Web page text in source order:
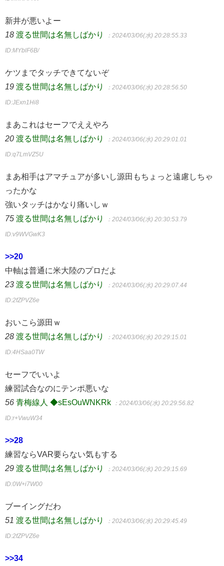
新井が悪いよー
18 渡る世間は名無しばかり ：2024/03/06(水) 20:28:55.33
ID:MYblF6B/
ケツまでタッチできてないぞ
19 渡る世間は名無しばかり ：2024/03/06(水) 20:28:56.50
ID:JExn1Hi8
まあこれはセーフでええやろ
20 渡る世間は名無しばかり ：2024/03/06(水) 20:29:01.01
ID:q7LmVZ5U
まあ相手はアマチュアが多いし源田もちょっと遠慮しちゃ
ったかな
強いタッチはかなり痛いしｗ
75 渡る世間は名無しばかり ：2024/03/06(水) 20:30:53.79
ID:v9WVGwK3
>>20
中軸は普通に米大陸のプロだよ
23 渡る世間は名無しばかり ：2024/03/06(水) 20:29:07.44
ID:2fZPVZ6e
おいこら源田ｗ
28 渡る世間は名無しばかり ：2024/03/06(水) 20:29:15.01
ID:4HSaa0TW
セーフでいいよ
練習試合なのにテンポ悪いな
56 青梅線人 ◆sEsOuWNKRk ：2024/03/06(水) 20:29:56.82
ID:r+VwuW34
>>28
練習ならVAR要らない気もする
29 渡る世間は名無しばかり ：2024/03/06(水) 20:29:15.69
ID:0W+i7W00
ブーイングだわ
51 渡る世間は名無しばかり ：2024/03/06(水) 20:29:45.49
ID:2fZPVZ6e
>>34